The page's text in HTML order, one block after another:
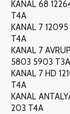
KANAL 68
T4A
KANAL 7
T4A
KANAL 7
5803 5903 T3A
KANAL 7 HD
T4A
KANAL
203 T4A